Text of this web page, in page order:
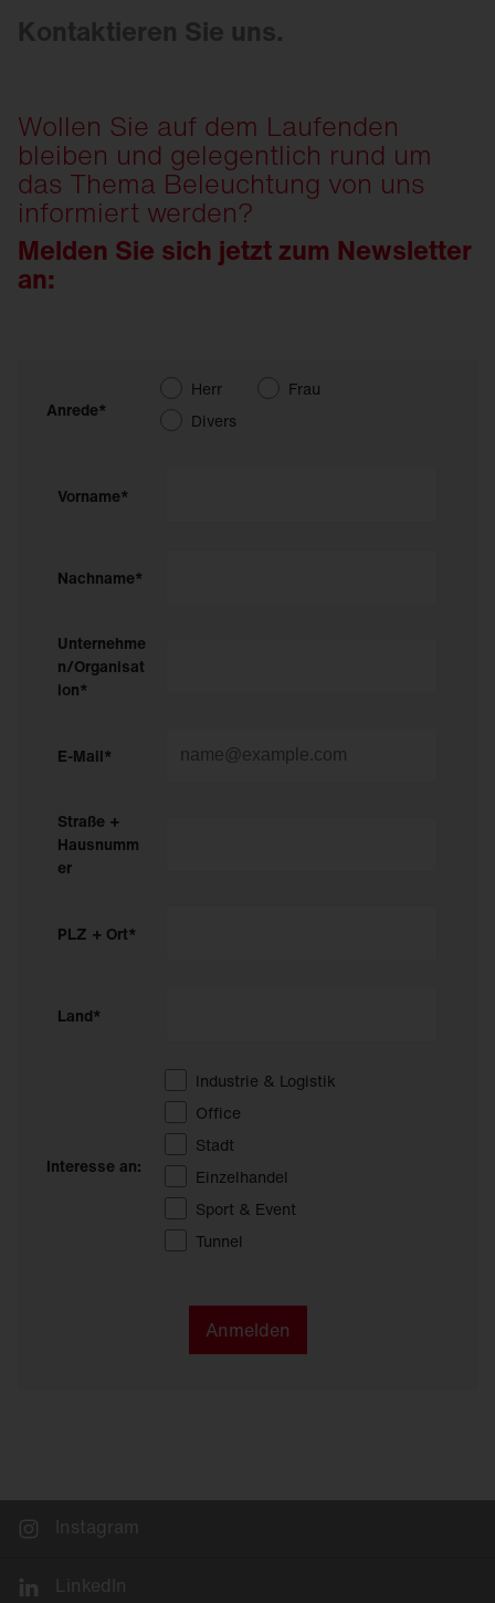
Kontaktieren Sie uns.
Wollen Sie auf dem Laufenden
bleiben und gelegentlich rund um
das Thema Beleuchtung von uns
informiert werden?
Melden Sie sich jetzt zum Newsletter
an:
Anrede*
Herr
Frau
Divers
Vorname*
Nachname*
Unternehme
n/Organisat
ion*
E-Mail*
Straße +
Hausnumm
er
PLZ + Ort*
Land*
Interesse an:
Industrie & Logistik
Office
Stadt
Einzelhandel
Sport & Event
Tunnel
Anmelden
Instagram
LinkedIn